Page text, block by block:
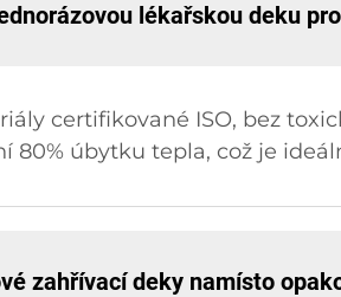
lékařskou deku
certifikované ISO, bez
80% úbytku tepla, což je
zahřívací deky namísto